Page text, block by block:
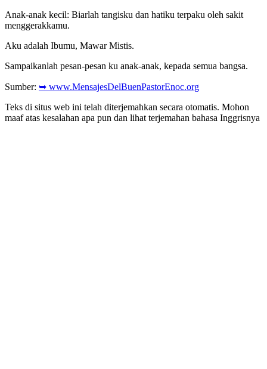
Anak-anak kecil: Biarlah tangisku dan hatiku terpaku oleh sakit
menggerakkamu.
Aku adalah Ibumu, Mawar Mistis.
Sampaikanlah pesan-pesan ku anak-anak, kepada semua bangsa.
Sumber: ➥ www.MensajesDelBuenPastorEnoc.org
Teks di situs web ini telah diterjemahkan secara otomatis. Mohon
maaf atas kesalahan apa pun dan lihat terjemahan bahasa Inggrisnya